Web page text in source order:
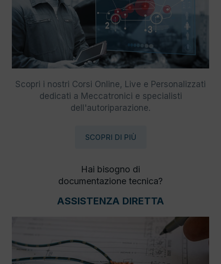
Scopri i nostri Corsi Online, Live e Personalizzati
dedicati a Meccatronici e specialisti
dell'autoriparazione.
SCOPRI DI PIÙ
Hai bisogno di
documentazione tecnica?
ASSISTENZA DIRETTA